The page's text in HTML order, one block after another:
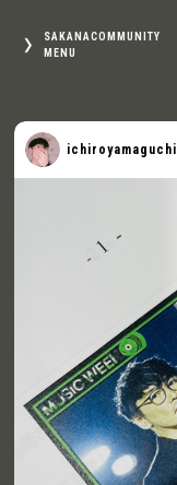
SAKANACOMMUNITY
MENU
ichiroyamaguchi